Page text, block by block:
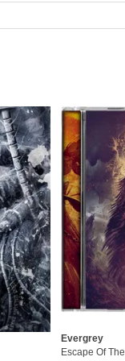
Evergrey
Escape Of